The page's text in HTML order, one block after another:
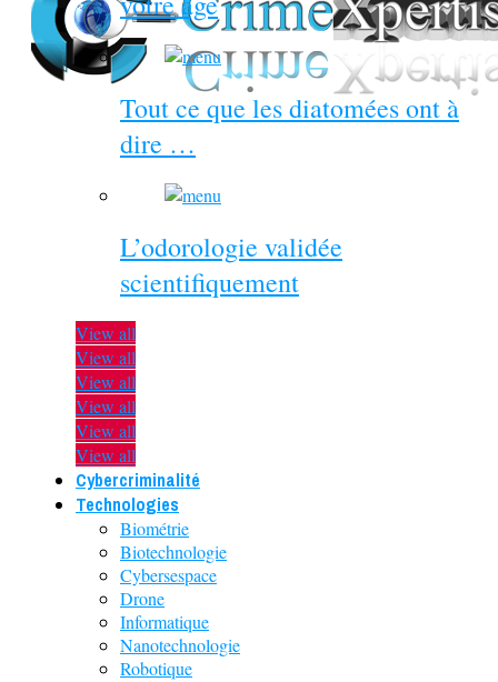
Tout ce que les diatomées ont à
dire …
L’odorologie validée
scientifiquement
View all
View all
View all
View all
View all
View all
Cybercriminalité
Technologies
Biométrie
Biotechnologie
Cybersespace
Drone
Informatique
Nanotechnologie
Robotique